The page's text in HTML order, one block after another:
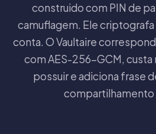
construido com PIN de
camuflagem. Ele
conta. O Vaultaire
com AES-256-GCM, custa
possuir e adiciona frase